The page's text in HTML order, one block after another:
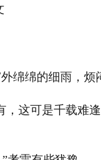
绵的细雨，烦
可是千载难逢